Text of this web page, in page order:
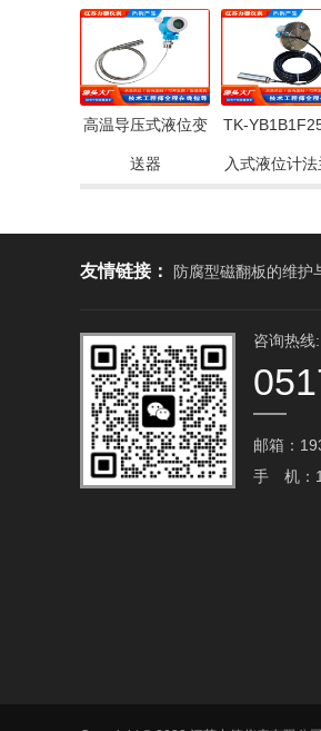
高温导压式液位变
送器
TK-
入式液位计
友情链接： 防腐型磁翻板的维护
咨询热线:
邮箱：
手 机：